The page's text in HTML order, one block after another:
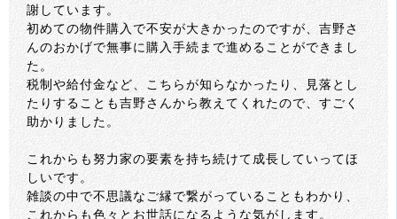
謝しています。
初めての物件購入で不安が大きかったのですが、吉野さ
んのおかげで無事に購入手続まで進めることができまし
た。
税制や給付金など、こちらが知らなかったり、見落とし
たりすることも吉野さんから教えてくれたので、すごく
助かりました。
これからも努力家の要素を持ち続けて成長していってほ
しいです。
雑談の中で不思議なご縁で繋がっていることもわかり、
これからも色々とお世話になるような気がします。